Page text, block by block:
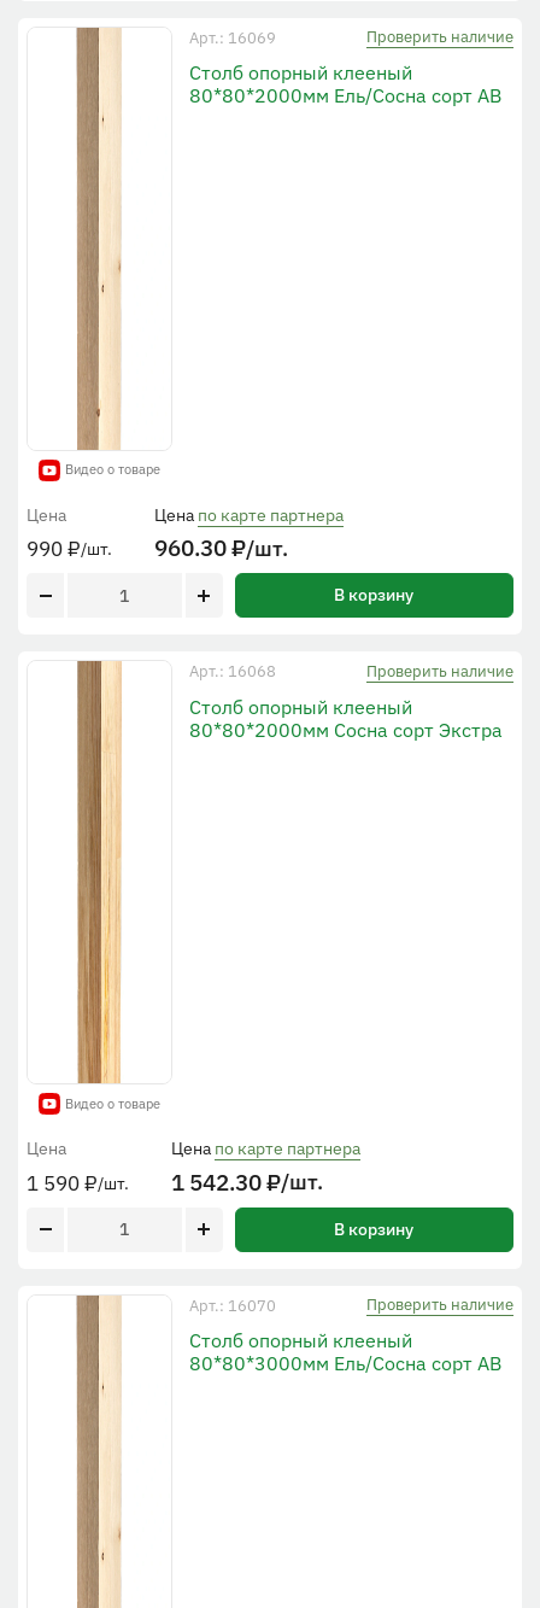
Видео о товаре
Арт.: 16069 Проверить наличие
Столб опорный клееный
80*80*2000мм Ель/Сосна сорт АВ
Цена
990₽/шт.
Цена по карте партнера
960.30₽/шт.
В корзину
Видео о товаре
Арт.: 16068 Проверить наличие
Столб опорный клееный
80*80*2000мм Сосна сорт Экстра
Цена
1 590₽/шт.
Цена по карте партнера
1 542.30₽/шт.
В корзину
Арт.: 16070 Проверить наличие
Столб опорный клееный
80*80*3000мм Ель/Сосна сорт АВ